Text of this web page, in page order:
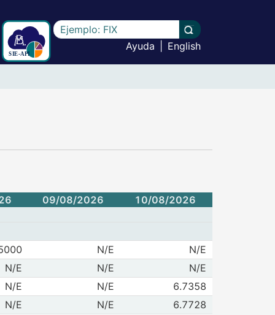
Escriba el texto a buscar
Llevar a cabo la
Ayuda
English
09/08/2026
10/08/2026
Tasa objetivo 1/
08/2026 10/08/2026
N/E N/E
de TIIE de fondeo a un día 2/
08/2026 10/08/2026
N/E N/E N/E
TIIE a 28 días 3/
08/2026 10/08/2026
N/E N/E 6.7358
TIIE a 91 días 3/
08/2026 10/08/2026
N/E N/E 6.7728